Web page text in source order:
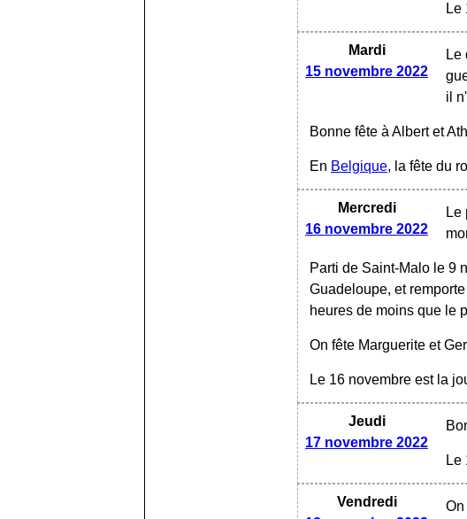
Le
Mardi
15 novembre 2022
Le
il
Bonne fête à Albert et
En Belgique, la fête du
Mercredi
16 novembre 2022
Le
Parti de Saint-Malo le 9
Guadeloupe, et
heures de moins que le
On fête Marguerite et
Le 16 novembre est la
Jeudi
17 novembre 2022
Le
Vendredi
On